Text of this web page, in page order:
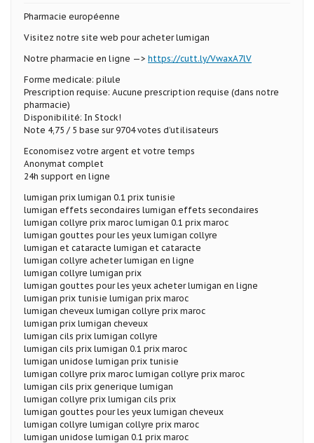
Pharmacie européenne
Visitez notre site web pour acheter lumigan
Notre pharmacie en ligne —> https://cutt.ly/VwaxA7lV
Forme medicale: pilule
Prescription requise: Aucune prescription requise (dans notre
pharmacie)
Disponibilité: In Stock!
Note 4,75 / 5 base sur 9704 votes d’utilisateurs
Economisez votre argent et votre temps
Anonymat complet
24h support en ligne
lumigan prix lumigan 0.1 prix tunisie
lumigan effets secondaires lumigan effets secondaires
lumigan collyre prix maroc lumigan 0.1 prix maroc
lumigan gouttes pour les yeux lumigan collyre
lumigan et cataracte lumigan et cataracte
lumigan collyre acheter lumigan en ligne
lumigan collyre lumigan prix
lumigan gouttes pour les yeux acheter lumigan en ligne
lumigan prix tunisie lumigan prix maroc
lumigan cheveux lumigan collyre prix maroc
lumigan prix lumigan cheveux
lumigan cils prix lumigan collyre
lumigan cils prix lumigan 0.1 prix maroc
lumigan unidose lumigan prix tunisie
lumigan collyre prix maroc lumigan collyre prix maroc
lumigan cils prix generique lumigan
lumigan collyre prix lumigan cils prix
lumigan gouttes pour les yeux lumigan cheveux
lumigan collyre lumigan collyre prix maroc
lumigan unidose lumigan 0.1 prix maroc